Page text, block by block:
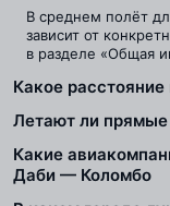
В среднем полёт
зависит от
в разделе «Общая
Какое
Летают ли
Какие
Даби — Коломбо